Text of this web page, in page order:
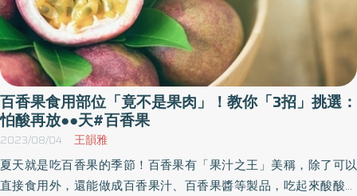
百香果食用部位「竟不是果肉」！教你「3招」挑選：
怕酸再放●●天#百香果
2023/08/04 王韻雅
夏天就是吃百香果的季節！百香果有「果汁之王」美稱，除了可以
直接食用外，還能做成百香果汁、百香果醬等製品，吃起來酸酸甜